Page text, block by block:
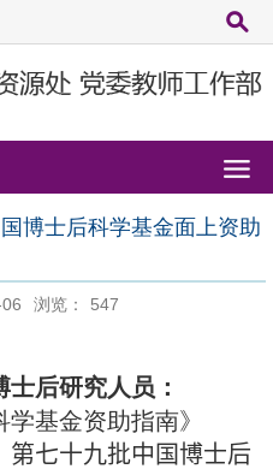
博士后科学基金面上资助
浏览： 547
后研究人员：
基金资助指南》
第七十九批中国博士后